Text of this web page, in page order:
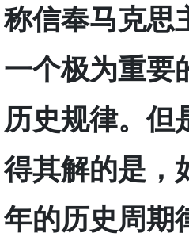
称信奉马克思
一个极为重要
历史规律。但
得其解的是，
年的历史周期